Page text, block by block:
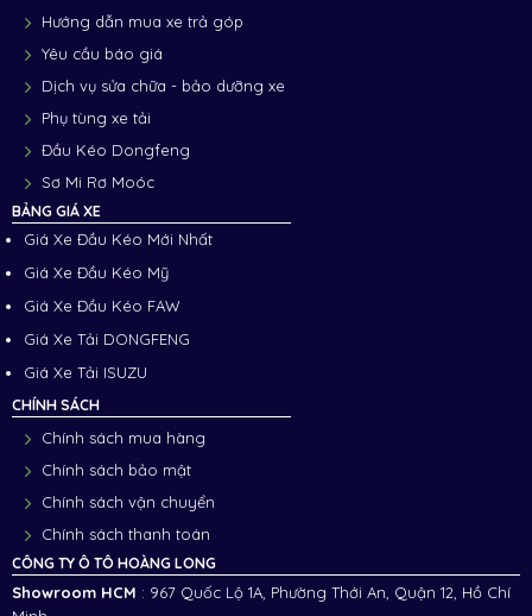
Hướng dẫn mua xe trả góp
Yêu cầu báo giá
Dịch vụ sửa chữa - bảo dưỡng xe
Phụ tùng xe tải
Đầu Kéo Dongfeng
Sơ Mi Rơ Moóc
BẢNG GIÁ XE
Giá Xe Đầu Kéo Mới Nhất
Giá Xe Đầu Kéo Mỹ
Giá Xe Đầu Kéo FAW
Giá Xe Tải DONGFENG
Giá Xe Tải ISUZU
CHÍNH SÁCH
Chính sách mua hàng
Chính sách bảo mật
Chính sách vận chuyển
Chính sách thanh toán
CÔNG TY Ô TÔ HOÀNG LONG
Showroom HCM : 967 Quốc Lộ 1A, Phường Thới An, Quận 12, Hồ Chí